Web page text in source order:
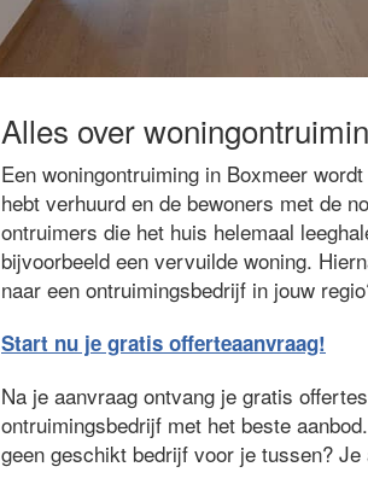
Alles over
Een woningontruiming in Boxmeer
hebt verhuurd en de bewoners met de
ontruimers die het huis helemaal
bijvoorbeeld een vervuilde woning.
naar een ontruimingsbedrijf in jouw
Start nu je gratis offerteaanvraag!
Na je aanvraag ontvang je gratis
ontruimingsbedrijf met het beste
geen geschikt bedrijf voor je tussen?